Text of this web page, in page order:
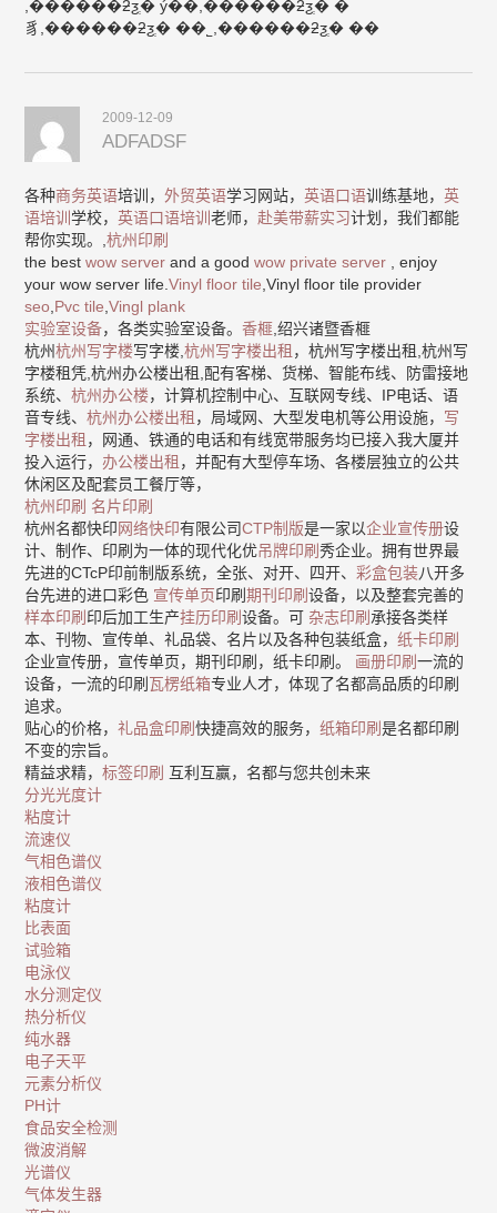
,������ƻƺְ� ý��,������ƻƺְ� �
豸,������ƻƺְ� ��˾,������ƻƺְ� ��
2009-12-09
ADFADSF
各种商务英语培训，外贸英语学习网站，英语口语训练基地，英
语培训学校，英语口语培训老师，赴美带薪实习计划，我们都能
帮你实现。,杭州印刷
the bestwow server and a goodwow private server , enjoy
your wow server life.Vinyl floor tile ,Vinyl floor tile provider
seo Pvc tile ,Vingl plank
实验室设备，各类实验室设备。香榧 ,绍兴诸暨香榧
杭州杭州写字楼写字楼,杭州写字楼出租 ，杭州写字楼出租,杭州写
字楼租凭,杭州办公楼出租,配有客梯、货梯、智能布线、防雷接地
系统、杭州办公楼，计算机控制中心、互联网专线、IP电话、语
音专线、杭州办公楼出租 ，局域网、大型发电机等公用设施， 写
字楼出租 ，网通、铁通的电话和有线宽带服务均已接入我大厦并
投入运行，办公楼出租 ，并配有大型停车场、各楼层独立的公共
休闲区及配套员工餐厅等，
杭州印刷 名片印刷
杭州名都快印网络快印有限公司CTP制版是一家以企业宣传册设
计、制作、印刷为一体的现代化优吊牌印刷秀企业。拥有世界最
先进的CTcP印前制版系统，全张、对开、四开、彩盒包装八开多
台先进的进口彩色 宣传单页印刷期刊印刷设备，以及整套完善的
样本印刷 印后加工生产挂历印刷设备。可 杂志印刷 承接各类样
本、刊物、宣传单、礼品袋、名片以及各种包装纸盒，纸卡印刷
企业宣传册，宣传单页，期刊印刷，纸卡印刷。 画册印刷一流的
设备，一流的印刷 瓦楞纸箱专业人才，体现了名都高品质的印刷
追求。
贴心的价格，礼品盒印刷快捷高效的服务，纸箱印刷是名都印刷
不变的宗旨。
精益求精，标签印刷 互利互赢，名都与您共创未来
分光光度计
粘度计
流速仪
气相色谱仪
液相色谱仪
粘度计
比表面
试验箱
电泳仪
水分测定仪
热分析仪
纯水器
电子天平
元素分析仪
PH计
食品安全检测
微波消解
光谱仪
气体发生器